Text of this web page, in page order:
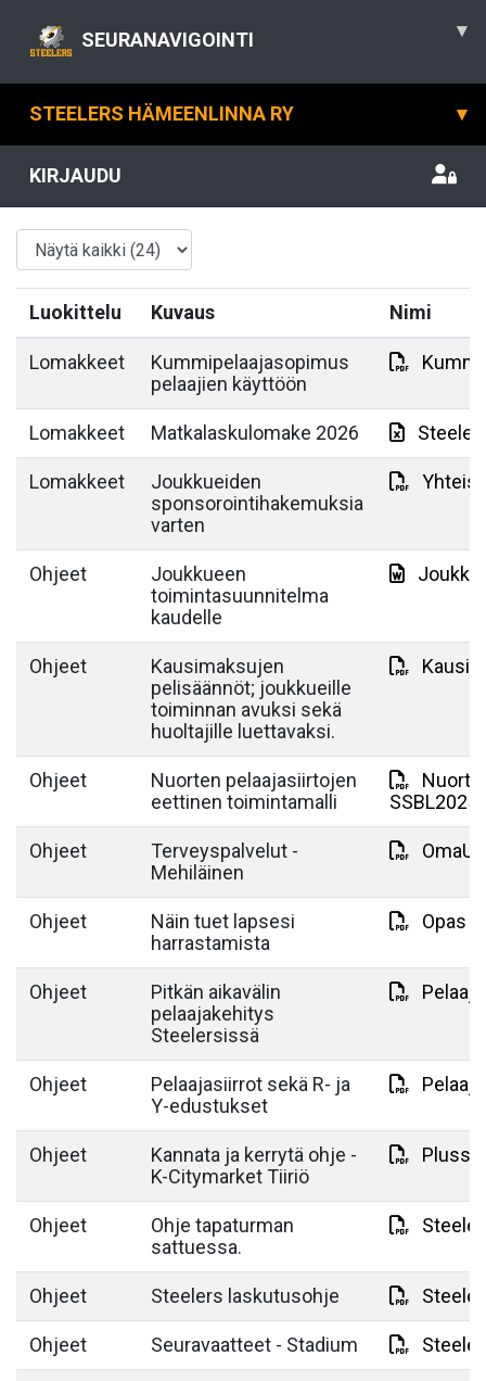
SEURANAVIGOINTI ▾
STEELERS HÄMEENLINNA RY ▾
KIRJAUDU
Luokittelu Kuvaus Nimi
Lomakkeet
Kummipelaajasopimus
pelaajien käyttöön
Lomakkeet Matkalaskulomake 2026
Lomakkeet
Joukkueiden
sponsorointihakemuksia
varten
Ohjeet
Joukkueen
toimintasuunnitelma
kaudelle
Ohjeet
Kausimaksujen
pelisäännöt; joukkueille
toiminnan avuksi sekä
huoltajille luettavaksi.
Ohjeet
Nuorten pelaajasiirtojen
eettinen toimintamalli
Ohjeet
Terveyspalvelut -
Mehiläinen
Ohjeet
Näin tuet lapsesi
harrastamista
Opas
Ohjeet
Pitkän aikavälin
pelaajakehitys
Steelersissä
Ohjeet
Pelaajasiirrot sekä R- ja
Y-edustukset
Ohjeet
Kannata ja kerrytä ohje -
K-Citymarket Tiiriö
Ohjeet
Ohje tapaturman
sattuessa.
Ohjeet Steelers laskutusohje
Ohjeet Seuravaatteet - Stadium